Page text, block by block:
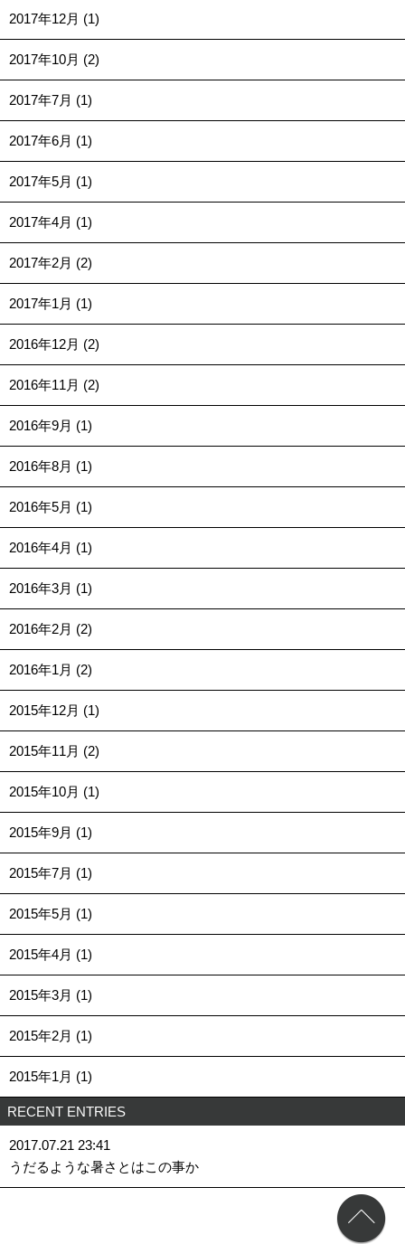
2017年12月 (1)
2017年10月 (2)
2017年7月 (1)
2017年6月 (1)
2017年5月 (1)
2017年4月 (1)
2017年2月 (2)
2017年1月 (1)
2016年12月 (2)
2016年11月 (2)
2016年9月 (1)
2016年8月 (1)
2016年5月 (1)
2016年4月 (1)
2016年3月 (1)
2016年2月 (2)
2016年1月 (2)
2015年12月 (1)
2015年11月 (2)
2015年10月 (1)
2015年9月 (1)
2015年7月 (1)
2015年5月 (1)
2015年4月 (1)
2015年3月 (1)
2015年2月 (1)
2015年1月 (1)
RECENT ENTRIES
2017.07.21 23:41
うだるような暑さとはこの事か